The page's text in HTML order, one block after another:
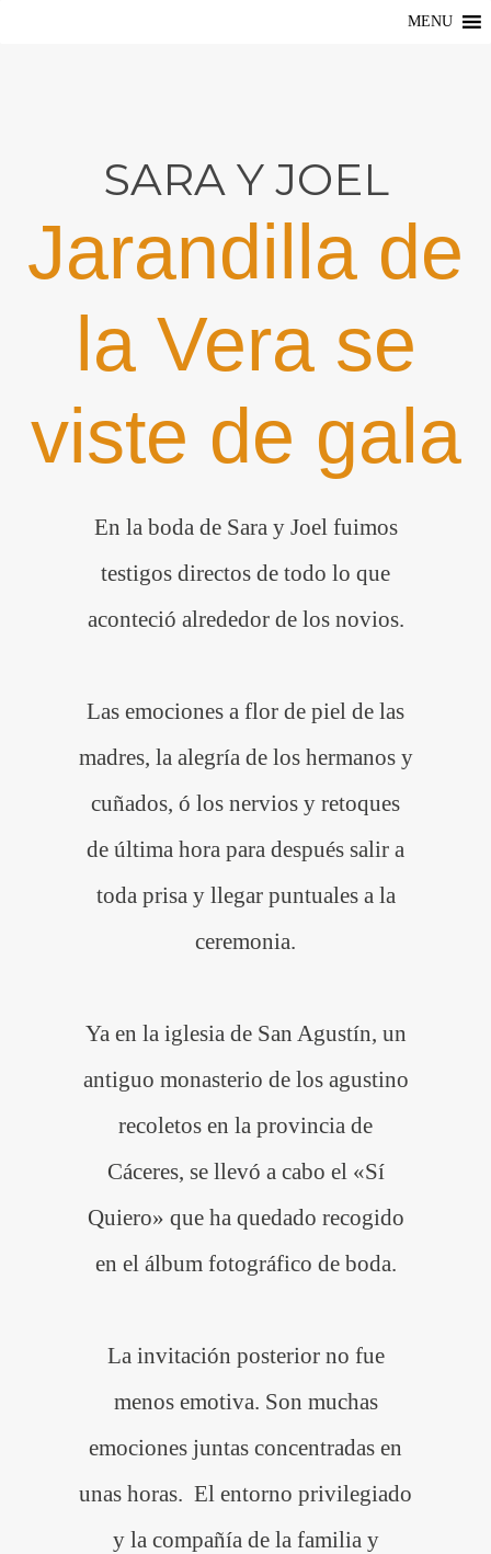
MENU
SARA Y JOEL
Jarandilla de
la Vera se
viste de gala
En la boda de Sara y Joel fuimos
testigos directos de todo lo que
aconteció alrededor de los novios.
Las emociones a flor de piel de las
madres, la alegría de los hermanos y
cuñados, ó los nervios y retoques
de última hora para después salir a
toda prisa y llegar puntuales a la
ceremonia.
Ya en la iglesia de San Agustín, un
antiguo monasterio de los agustino
recoletos en la provincia de
Cáceres, se llevó a cabo el «Sí
Quiero» que ha quedado recogido
en el álbum fotográfico de boda.
La invitación posterior no fue
menos emotiva. Son muchas
emociones juntas concentradas en
unas horas. El entorno privilegiado
y la compañía de la familia y